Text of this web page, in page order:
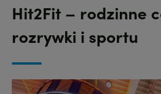
Hit2Fit – rodzinne
rozrywki i sportu